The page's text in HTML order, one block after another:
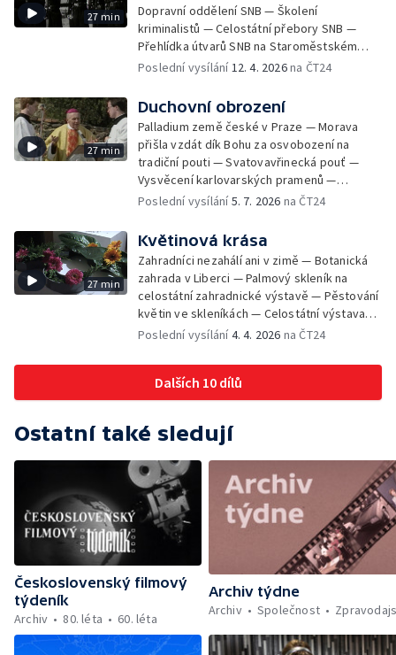
přehlídka k 28. říjnu v Praze — Velká
vojenská přehlídka ke 100. výročí vzniku
Československa
Pozor na nevybuchlé válečné miny a granáty
— Požár cukrovaru v Modřanech — Odstřel
starých domů na Národní třídě — Zničené
slovenské kostely — Delegace tvůrců
korze — Hlavní nádraží v Praze bude mít
novou odbavovací halu — Značkování
netopýrů v Herlíkovických štolách — Úprava
pražské parkové, sadové a sídlištní zeleně
— Testy na Železničním zkušebním okruhu
Cerhenice — Dubnový sníh na Šumavě
komplikuje práci silničářům — Přísaha
nových příslušníků Pohraniční stráže —
Výcvik jednotek Lidových milicí — Schůzka
prezidenta a premiéra o rozhovor nejen o
nadcházejících volbách — Generální tajemník
NATO v Praze a proces přijetí ČR — Povodeň
na Olomoucku — Povodeň na Mělnicku a
Litoměřicku — Umění do světa roznesly
27 min
Dopravní oddělení SNB — Školení
kriminalistů — Celostátní přebory SNB —
Přehlídka útvarů SNB na Staroměstském
náměstí — Služební psi — Výcvikové
Poslední vysílání12. 4. 2026na ČT24
27 min
Duchovní obrození
Palladium země české v Praze — Morava
přišla vzdát dík Bohu za osvobození na
tradiční pouti — Svatovavřinecká pouť —
Vysvěcení karlovarských pramenů —
Vzpomínka poutníků na Elišku Přemyslovnu
33. pražský arcibiskup
Poslední vysílání5. 7. 2026 na ČT24
27 min
Květinová krása
Zahradníci nezahálí ani v zimě — Botanická
zahrada v Liberci — Palmový skleník na
celostátní zahradnické výstavě — Pěstování
květin ve skleníkách — Celostátní výstava
okrasného zahradnictví v Olomouci —
zemědělské školy — Pěstování konvalinek
— Celostátní výstava okrasného
zahradnictví v Olomouci — Prodejní
— Rododendrony v arboretu u Opavy —
labuti
Poslední vysílání4. 4. 2026 na ČT24
Dalších 10 dílů
Ostatní také sledují
Československý filmový
týdeník
Archiv
80. léta 60. léta
Archiv týdne
Archiv
Společnost